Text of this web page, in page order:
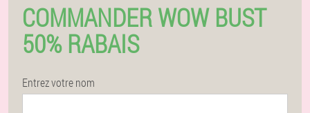
COMMANDER WOW BUST
50% RABAIS
Entrez votre nom